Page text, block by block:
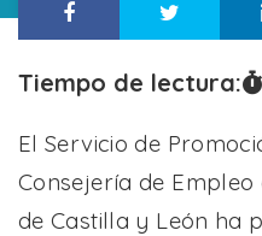
Tiempo de lectura:
El Servicio de
Consejería de
de Castilla y León ha